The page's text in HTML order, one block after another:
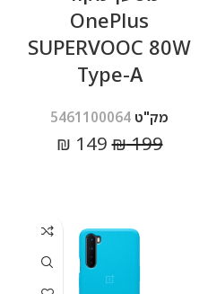
OnePlus
SUPERVOOC 80W
Type-A
מק"ט 5461100064
₪199
₪ 149